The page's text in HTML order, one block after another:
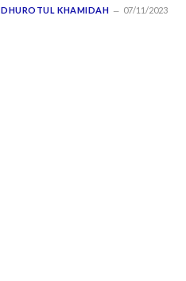
DHUROTUL KHAMIDAH 07/11/2023